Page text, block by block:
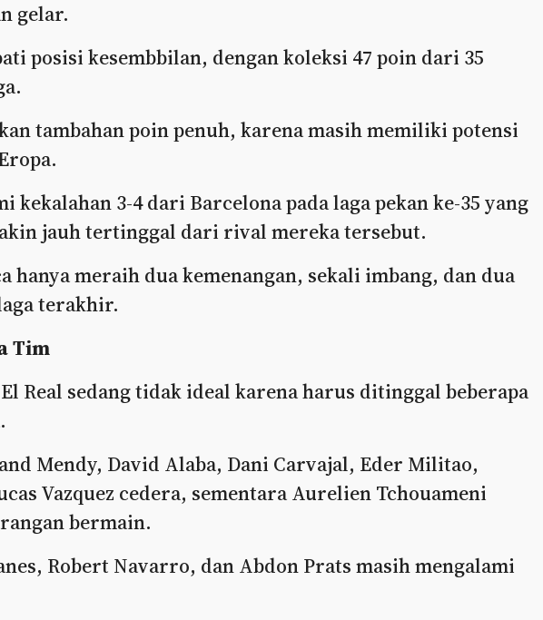
gelar.
posisi kesembbilan, dengan koleksi 47 poin dari 35
tambahan poin penuh, karena masih memiliki potensi
kekalahan 3-4 dari Barcelona pada laga pekan ke-35 yang
jauh tertinggal dari rival mereka tersebut.
hanya meraih dua kemenangan, sekali imbang, dan dua
terakhir.
Tim
Real sedang tidak ideal karena harus ditinggal beberapa
Mendy, David Alaba, Dani Carvajal, Eder Militao,
Vazquez cedera, sementara Aurelien Tchouameni
bermain.
Robert Navarro, dan Abdon Prats masih mengalami